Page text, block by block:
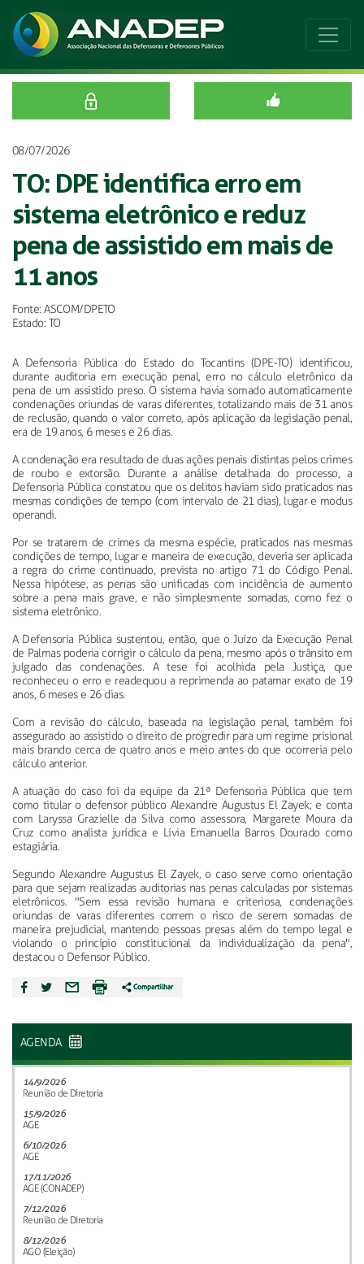
08/07/2026
TO: DPE identifica erro em
sistema eletrônico e reduz
pena de assistido em mais de
11 anos
Fonte: ASCOM/DPETO
Estado: TO
A Defensoria Pública do Estado do Tocantins (DPE-TO) identificou,
durante auditoria em execução penal, erro no cálculo eletrônico da
pena de um assistido preso. O sistema havia somado automaticamente
condenações oriundas de varas diferentes, totalizando mais de 31 anos
de reclusão, quando o valor correto, após aplicação da legislação penal,
era de 19 anos, 6 meses e 26 dias.
A condenação era resultado de duas ações penais distintas pelos crimes
de roubo e extorsão. Durante a análise detalhada do processo, a
Defensoria Pública constatou que os delitos haviam sido praticados nas
mesmas condições de tempo (com intervalo de 21 dias), lugar e modus
operandi.
Por se tratarem de crimes da mesma espécie, praticados nas mesmas
condições de tempo, lugar e maneira de execução, deveria ser aplicada
a regra do crime continuado, prevista no artigo 71 do Código Penal.
Nessa hipótese, as penas são unificadas com incidência de aumento
sobre a pena mais grave, e não simplesmente somadas, como fez o
sistema eletrônico.
A Defensoria Pública sustentou, então, que o Juízo da Execução Penal
de Palmas poderia corrigir o cálculo da pena, mesmo após o trânsito em
julgado das condenações. A tese foi acolhida pela Justiça, que
reconheceu o erro e readequou a reprimenda ao patamar exato de 19
anos, 6 meses e 26 dias.
Com a revisão do cálculo, baseada na legislação penal, também foi
assegurado ao assistido o direito de progredir para um regime prisional
mais brando cerca de quatro anos e meio antes do que ocorreria pelo
cálculo anterior.
A atuação do caso foi da equipe da 21ª Defensoria Pública que tem
como titular o defensor público Alexandre Augustus El Zayek; e conta
com Laryssa Grazielle da Silva como assessora, Margarete Moura da
Cruz como analista jurídica e Lívia Emanuella Barros Dourado como
estagiária.
Segundo Alexandre Augustus El Zayek, o caso serve como orientação
para que sejam realizadas auditorias nas penas calculadas por sistemas
eletrônicos. "Sem essa revisão humana e criteriosa, condenações
oriundas de varas diferentes correm o risco de serem somadas de
maneira prejudicial, mantendo pessoas presas além do tempo legal e
violando o princípio constitucional da individualização da pena",
destacou o Defensor Público.
AGENDA
14/9/2026
Reunião de Diretoria
15/9/2026
AGE
6/10/2026
AGE
17/11/2026
AGE (CONADEP)
7/12/2026
Reunião de Diretoria
8/12/2026
AGO (Eleição)